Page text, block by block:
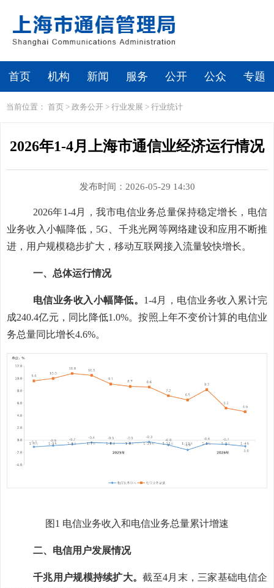
首页 机构 新闻 服务 公开 公众 专题
当前位置： 首页 > 政务公开 > 行业发展 > 行业统计
2026年1-4月上海市通信业经济运行情况
发布时间：2026-05-29 14:30
2026年1-4月 ，我市电信业务总量保持稳定增长， 电信
业务收入小幅降低， 5G、千兆光网等网络建设和应用不断推
进，用户规模稳步扩大，移动互联网接入流量较快增长。
一、总体运行情况
电信业务收入小幅降低。 1-4月
，电信业务收入累计完
成240.4亿元，同比 降低1 .0%。按照上年不变价计算的电信业
务总量同比增长4.6%。
图 1 电信业务收入和电信业务总量累计增速
二、电信用户发展情况
千兆用户规模持续扩大。截至4月末 ，三家基础电信企